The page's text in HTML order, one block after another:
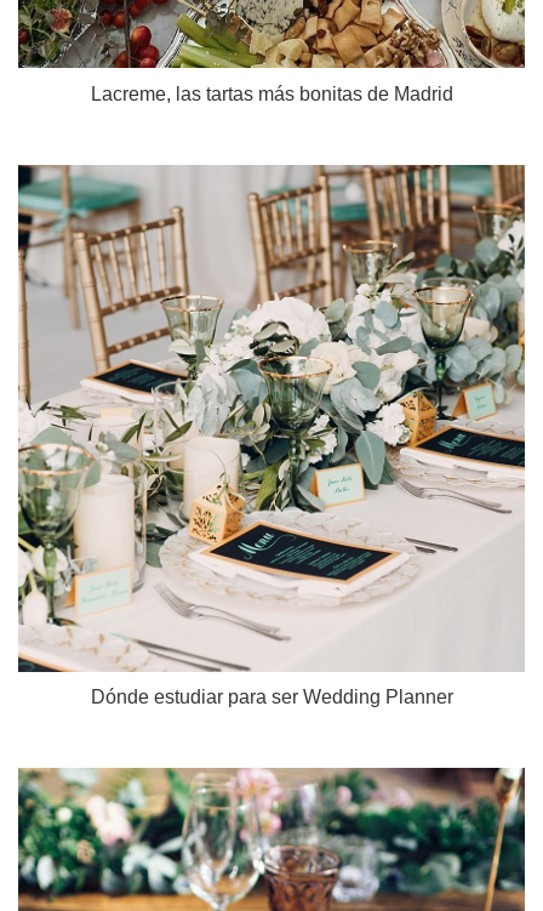
Lacreme, las tartas más bonitas de Madrid
Dónde estudiar para ser Wedding Planner